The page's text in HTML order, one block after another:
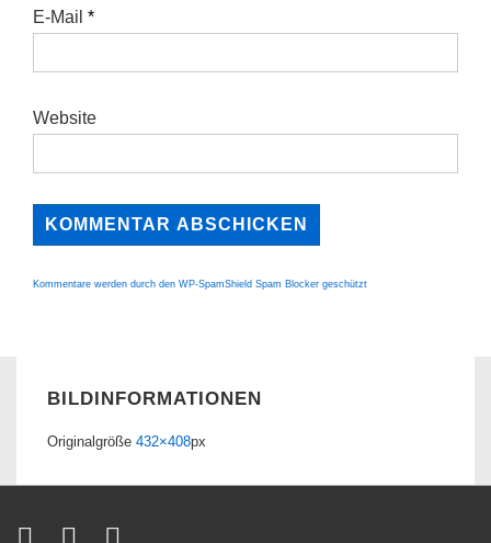
E-Mail *
Website
Kommentare werden durch den WP-SpamShield Spam Blocker geschützt
BILDINFORMATIONEN
Originalgröße 432×408px